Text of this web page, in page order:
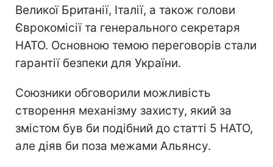
Великої Британії, Італії, а також голови
Єврокомісії та генерального секретаря
НАТО. Основною темою переговорів стали
гарантії безпеки для України.
Союзники обговорили можливість
створення механізму захисту, який за
змістом був би подібний до статті 5 НАТО,
але діяв би поза межами Альянсу.